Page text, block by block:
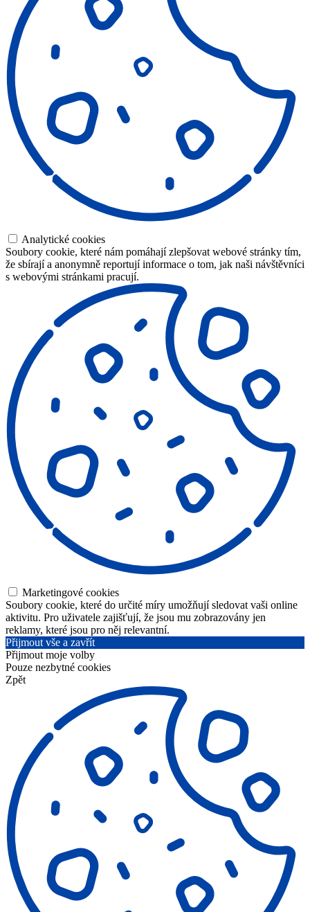
Analytické cookies
Soubory cookie, které nám pomáhají zlepšovat webové stránky tím,
že sbírají a anonymně reportují informace o tom, jak naši návštěvníci
s webovými stránkami pracují.
Marketingové cookies
Soubory cookie, které do určité míry umožňují sledovat vaši online
aktivitu. Pro uživatele zajišťují, že jsou mu zobrazovány jen
reklamy, které jsou pro něj relevantní.
Přijmout vše a zavřít
Přijmout moje volby
Pouze nezbytné cookies
Zpět